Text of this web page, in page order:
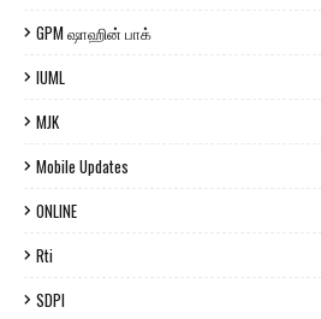
GPM ஷாஹின் பாக்
IUML
MJK
Mobile Updates
ONLINE
Rti
SDPI